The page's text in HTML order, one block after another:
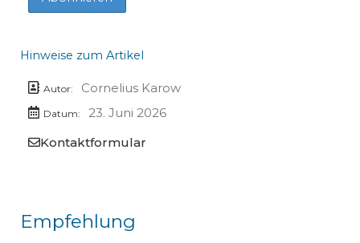
Hinweise zum Artikel
Autor: Cornelius Karow
Datum:
23. Juni 2026
Kontaktformular
Empfehlung